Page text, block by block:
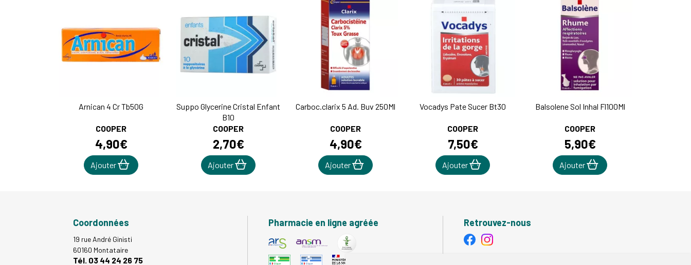
Arnican 4 Cr Tb50G
COOPER
4,90€
Ajouter
Suppo Glycerine Cristal Enfant
B10
COOPER
2,70€
Ajouter
Carboc.clarix 5 Ad. Buv 250Ml
COOPER
4,90€
Ajouter
Vocadys Pate Sucer Bt30
COOPER
7,50€
Ajouter
Balsolene Sol Inhal Fl100Ml
COOPER
5,90€
Ajouter
Coordonnées
19 rue André Ginisti
60160 Montataire
Tél. 03 44 24 26 75
Pharmacie en ligne agréée Retrouvez-nous